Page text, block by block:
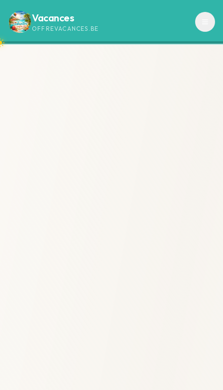
Vacances
OFFREVACANCES.BE